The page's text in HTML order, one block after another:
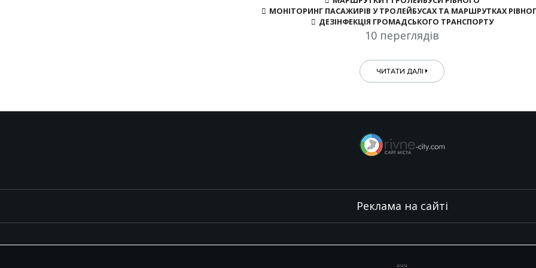
МОНІТОРИНГ ПАСАЖИРІВ У ТРОЛЕЙБУСАХ ТА МАРШРУТКАХ
ДЕЗІНФЕКЦІЯ ГРОМАДСЬКОГО ТРАНСПОРТУ
10 переглядів
ЧИТАТИ ДАЛІ
Реклама на сайті
.,.,.